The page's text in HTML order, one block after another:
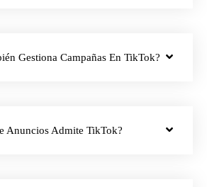
Gestiona Campañas En TikTok?
Anuncios Admite TikTok?